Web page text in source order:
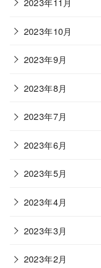
2023年10月
2023年9月
2023年8月
2023年7月
2023年6月
2023年5月
2023年4月
2023年3月
2023年2月